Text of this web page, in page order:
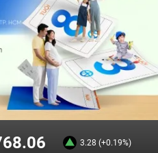
3.28 (+0.19%)